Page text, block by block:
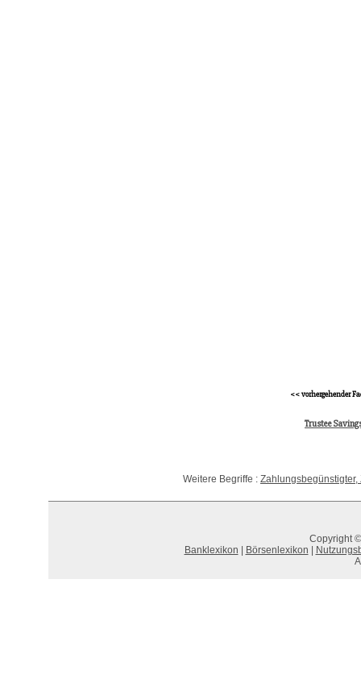
<< vorhergehender
Trustee
Weitere Begriffe :
Copyright
Banklexikon
Börsenlexikon